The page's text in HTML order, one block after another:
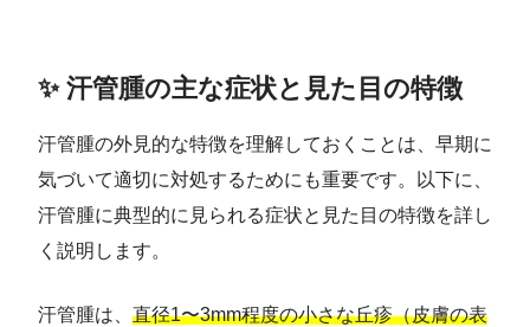
✨ 汗管腫の主な症状と見た目の特徴
汗管腫の外見的な特徴を理解しておくことは、早期に
気づいて適切に対処するためにも重要です。以下に、
汗管腫に典型的に見られる症状と見た目の特徴を詳し
く説明します。
汗管腫は、 直径1〜3mm程度の小さな丘疹（皮膚の表